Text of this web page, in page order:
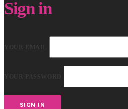
Sign in
SIGN IN